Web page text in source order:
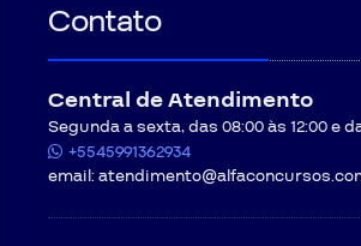
Contato
Central de Atendimento
Segunda a sexta, das 08:00 às 12:00 e
+5545991362934
email: